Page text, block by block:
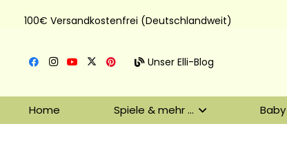
100€ Versandkostenfrei (Deutschlandweit)
Unser Elli-Blog
Home Spiele & mehr … Baby